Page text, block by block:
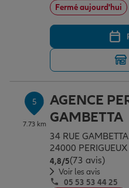
Fermé aujourd'hui
5
7.73 km
AGENCE
GAMBETTA
34 RUE GAMBETTA
24000 PERIGUEUX
4,8/5Note de 4.8 sur 5
(73 avis)
Voir les avis
05 53 53 44 25